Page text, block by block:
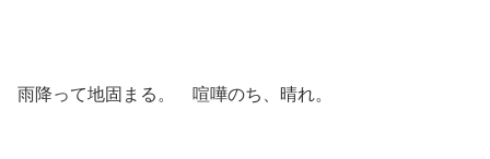
雨降って地固まる。 喧嘩のち、晴れ。